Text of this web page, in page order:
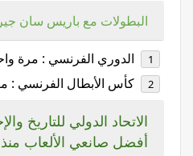
البطولات مع باريس سان
الدوري الفرنسي : مرة
كأس الأبطال الفرنسي :
الاتحاد الدولي للتاريخ
أفضل صانعي الألعاب منذ 2006